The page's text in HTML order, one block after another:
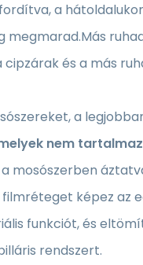
a
megmarad.Más
cipzárak és a más
a
nem
mosószerben
képez az
funkciót, és
rendszert.